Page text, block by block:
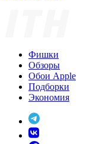
Фишки
Обзоры
Обои Apple
Подборки
Экономия